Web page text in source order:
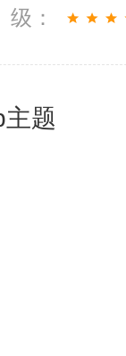
级：